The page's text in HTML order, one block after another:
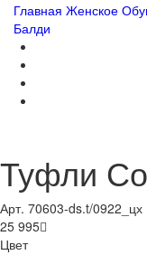
Главная Женское
Балди
Туфли
Арт. 70603-ds.t/0922_цх
25 995
Цвет